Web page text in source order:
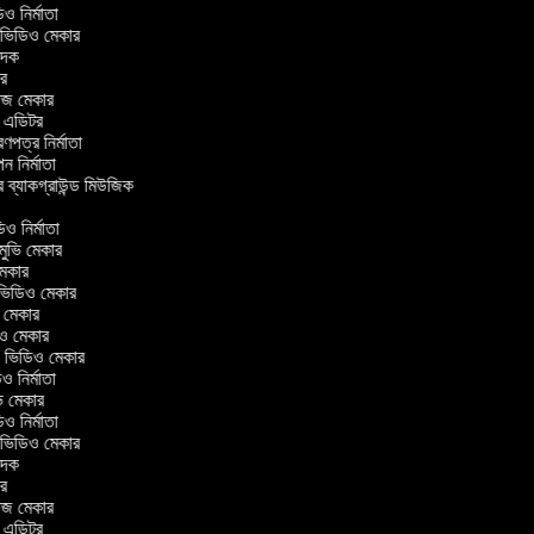
নির্মাতা
মেকার
মেকার
এডিটর
নির্মাতা
নির্মাতা
ব্যাকগ্রাউন্ড মিউজিক
নির্মাতা
মেকার
মেকার
মেকার
মেকার
ভিডিও মেকার
নির্মাতা
মেকার
নির্মাতা
মেকার
মেকার
এডিটর